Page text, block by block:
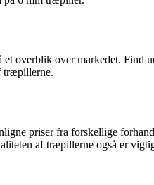
overblik over markedet.
træpillerne.
priser fra forskellige
af træpillerne også er